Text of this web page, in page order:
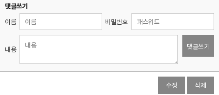
댓글쓰기
이름
비밀번호
내용 댓글쓰기
수정 삭제